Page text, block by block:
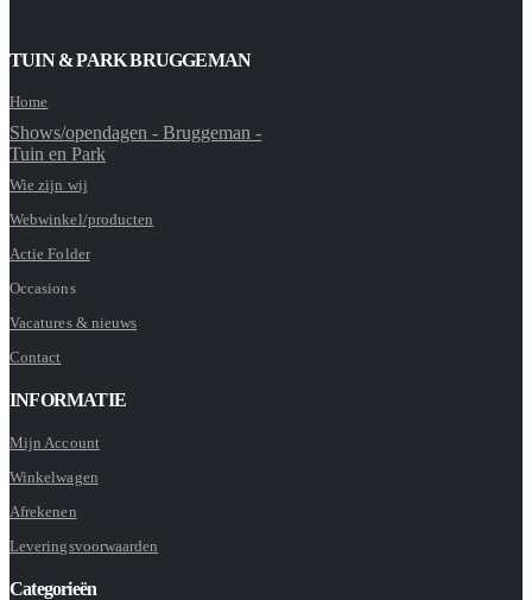
TUIN & PARK BRUGGEMAN
Home
Shows/opendagen - Bruggeman -
Tuin en Park
Wie zijn wij
Webwinkel/producten
Actie Folder
Occasions
Vacatures & nieuws
Contact
INFORMATIE
Mijn Account
Winkelwagen
Afrekenen
Leveringsvoorwaarden
Categorieën